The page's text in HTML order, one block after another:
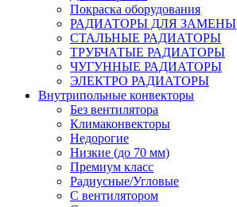
Покраска оборудования
РАДИАТОРЫ ДЛЯ ЗАМЕНЫ
СТАЛЬНЫЕ РАДИАТОРЫ
ТРУБЧАТЫЕ РАДИАТОРЫ
ЧУГУННЫЕ РАДИАТОРЫ
ЭЛЕКТРО РАДИАТОРЫ
Внутрипольные конвекторы
Без вентилятора
Климаконвекторы
Недорогие
Низкие (до 70 мм)
Премиум класс
Радиусные/Угловые
С вентилятором